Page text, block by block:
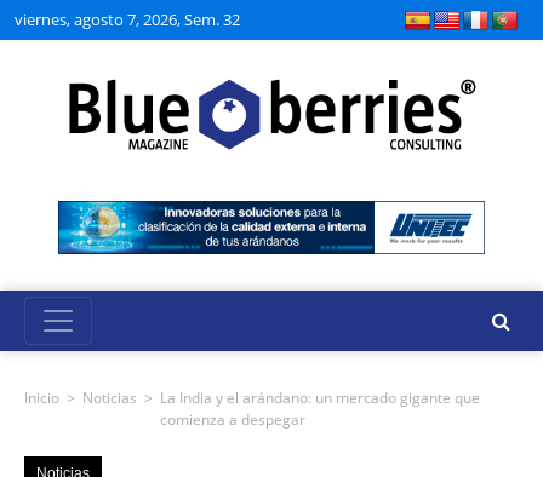
viernes, agosto 7, 2026, Sem. 32
Inicio > Noticias > La India y el arándano: un mercado gigante que
comienza a despegar
Noticias